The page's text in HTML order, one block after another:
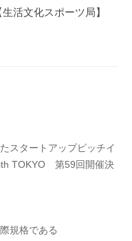
活文化スポーツ局】
スタートアップピッチイ
TOKYO 第59回開催決
規格である